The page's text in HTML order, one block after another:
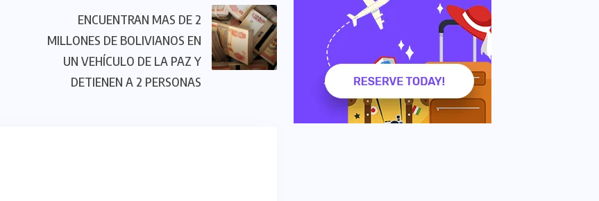
ENCUENTRAN MAS DE 2
MILLONES DE BOLIVIANOS EN
UN VEHÍCULO DE LA PAZ Y
DETIENEN A 2 PERSONAS